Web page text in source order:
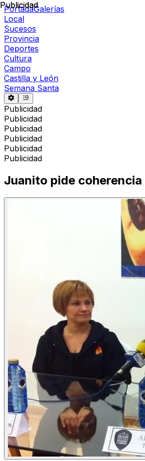
PortadaGalerías
Local
Sucesos
Provincia
Deportes
Cultura
Campo
Castilla y León
Semana Santa
Publicidad
Publicidad
Publicidad
Publicidad
Publicidad
Publicidad
Publicidad
Juanito pide
Publicidad